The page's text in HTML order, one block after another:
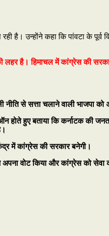
है। उन्होंने कहा कि पांवटा के पूर्व
है। हिमाचल में कांग्रेस की
नीति से सत्ता चलाने वाली भाजपा
हुए बताया कि कर्नाटक की
में कांग्रेस की सरकार बनेगी।
वोट किया और कांग्रेस को सेवा